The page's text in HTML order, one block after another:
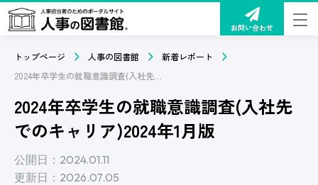
お問い合わせ
トップページ 人事の図書館
新着レポート
2024年卒学生の就職意識調査(入社先でのキャリア)2024年1月版
2024年卒学生の就職意識調査(入社先
でのキャリア)2024年1月版
公開日：2024.01.11
更新日：2026.07.05